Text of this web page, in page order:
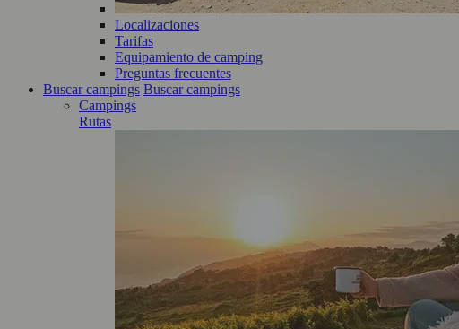
Localizaciones
Tarifas
Equipamiento de camping
Preguntas frecuentes
Buscar campings Buscar campings
Campings
Rutas